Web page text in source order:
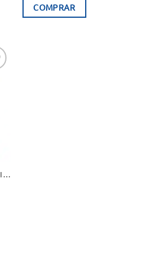
COMPRAR
MÁQUINAS E MAQUINÁRIO INDUSTRIAL